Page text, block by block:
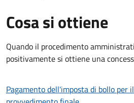
Cosa si ottiene
Quando il procedimento
positivamente si ottiene una
Pagamento dell'imposta di bollo per